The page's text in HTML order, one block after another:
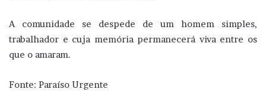
A comunidade se despede de um homem simples,
trabalhador e cuja memória permanecerá viva entre os
que o amaram.
Fonte: Paraíso Urgente